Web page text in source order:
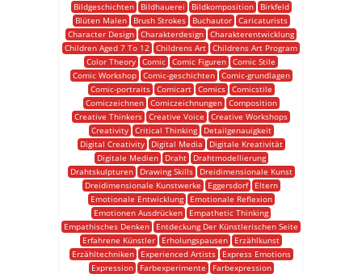
Bildgeschichten
Bildhauerei Bildkomposition
Birkfeld
Blüten Malen
Brush Strokes Buchautor
Caricaturists
Character Design Charakterdesign Charakterentwicklung
Children Aged 7 To 12 Childrens Art Childrens Art Program
Color Theory Comic Comic Figuren Comic Stile
Comic Workshop
Comic-geschichten
Comic-grundlagen
Comic-portraits
Comicart Comics
Comicstile
Comiczeichnen
Comiczeichnungen
Composition
Creative Thinkers Creative Voice
Creative Workshops
Creativity
Critical Thinking
Detailgenauigkeit
Digital Creativity
Digital Media
Digitale Kreativität
Digitale Medien
Draht
Drahtmodellierung
Drahtskulpturen
Drawing Skills
Dreidimensionale Kunst
Dreidimensionale Kunstwerke
Eggersdorf
Eltern
Emotionale Entwicklung
Emotionale Reflexion
Emotionen Ausdrücken
Empathetic Thinking
Empathisches Denken
Entdeckung Der Künstlerischen Seite
Erfahrene Künstler
Erholungspausen
Erzählkunst
Erzähltechniken
Experienced Artists
Express Emotions
Expression
Farbexperimente
Farbexpression